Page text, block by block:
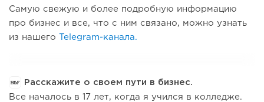
Самую свежую и более подробную информацию
про бизнес и все, что с ним связано, можно узнать
из нашего
Telegram-канала.
Расскажите о своем пути в бизнес.
Все началось в 17 лет, когда я учился в колледже.